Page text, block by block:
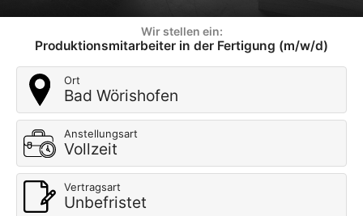
Wir stellen ein:
Produktionsmitarbeiter in der Fertigung (m/w/d)
Ort
Bad Wörishofen
Anstellungsart
Vollzeit
Vertragsart
Unbefristet